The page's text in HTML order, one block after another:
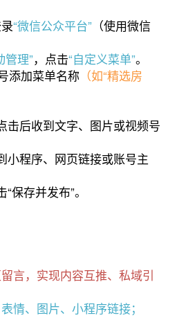
“微信公众平台” （使用微信
管理”，点击“自定义菜单”。
添加菜单名称 （如“精选房
击后收到文字、图片或视频号
小程序、网页链接或账号主
保存并发布”。
言，实现内容互推、私域引
情、图片、小程序链接；